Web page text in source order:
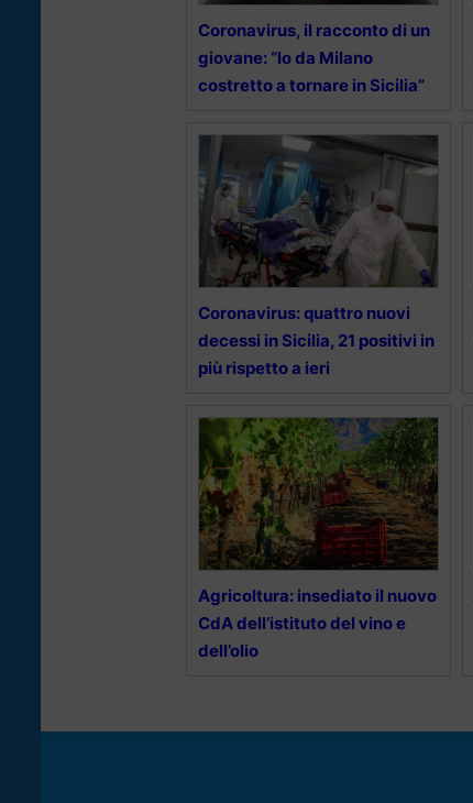
Coronavirus, il racconto di un
giovane: “Io da Milano
costretto a tornare in Sicilia”
Coronavirus: quattro nuovi
decessi in Sicilia, 21 positivi in
più rispetto a ieri
Agricoltura: insediato il nuovo
CdA dell’istituto del vino e
dell’olio